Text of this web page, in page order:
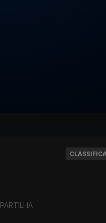
PARTILHA